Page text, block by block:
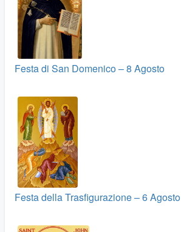
Festa di San Domenico – 8 Agosto
Festa della Trasfigurazione – 6 Agosto